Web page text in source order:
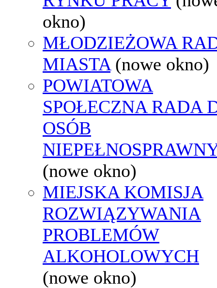
okno)
MŁODZIEŻOWA
MIASTA (nowe okno)
POWIATOWA
SPOŁECZNA RADA
OSÓB
(nowe okno)
MIEJSKA KOMISJA
ROZWIĄZYWANIA
PROBLEMÓW
ALKOHOLOWYCH
(nowe okno)